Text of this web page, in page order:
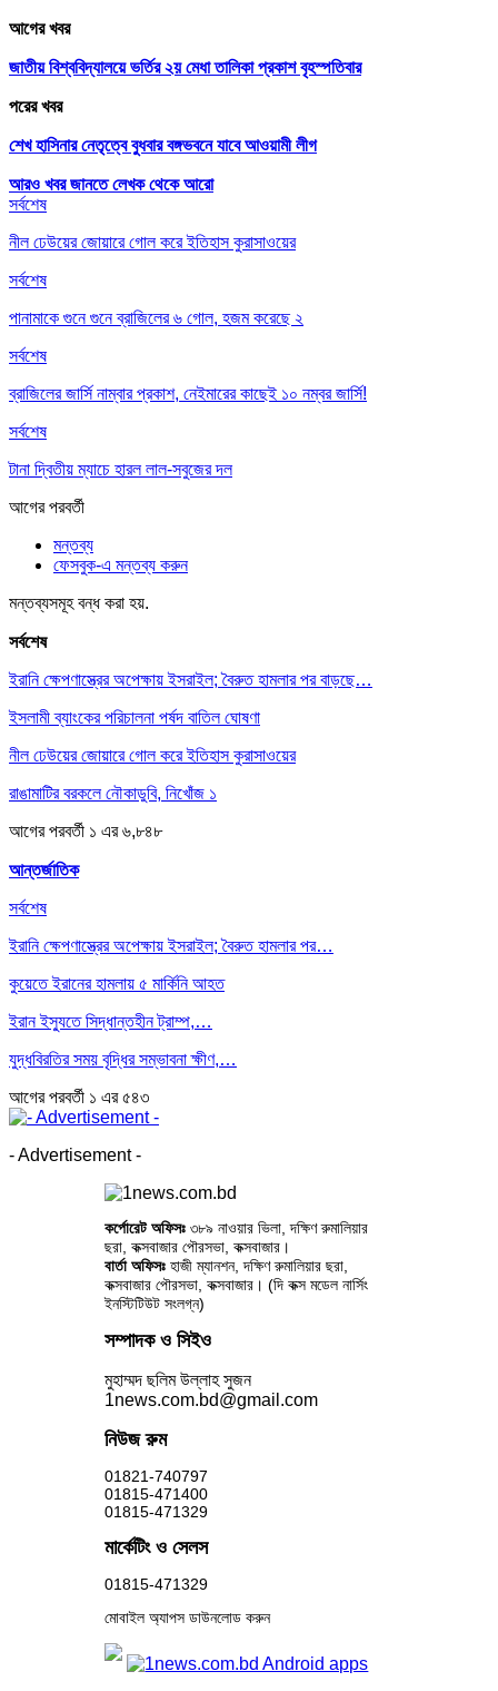
আগের খবর
জাতীয় বিশ্ববিদ্যালয়ে ভর্তির ২য় মেধা তালিকা প্রকাশ বৃহস্পতিবার
পরের খবর
শেখ হাসিনার নেতৃত্বে বুধবার বঙ্গভবনে যাবে আওয়ামী লীগ
আরও খবর জানতে লেখক থেকে আরো
সর্বশেষ
নীল ঢেউয়ের জোয়ারে গোল করে ইতিহাস কুরাসাওয়ের
সর্বশেষ
পানামাকে গুনে গুনে ব্রাজিলের ৬ গোল, হজম করেছে ২
সর্বশেষ
ব্রাজিলের জার্সি নাম্বার প্রকাশ, নেইমারের কাছেই ১০ নম্বর জার্সি!
সর্বশেষ
টানা দ্বিতীয় ম্যাচে হারল লাল-সবুজের দল
আগেরপরবর্তী
মন্তব্য
ফেসবুক-এ মন্তব্য করুন
মন্তব্যসমূহ বন্ধ করা হয়.
সর্বশেষ
ইরানি ক্ষেপণাস্ত্রের অপেক্ষায় ইসরাইল; বৈরুত হামলার পর বাড়ছে…
ইসলামী ব্যাংকের পরিচালনা পর্ষদ বাতিল ঘোষণা
নীল ঢেউয়ের জোয়ারে গোল করে ইতিহাস কুরাসাওয়ের
রাঙামাটির বরকলে নৌকাডুবি, নিখোঁজ ১
আগেরপরবর্তী ১ এর ৬,৮৪৮
আন্তর্জাতিক
সর্বশেষ
ইরানি ক্ষেপণাস্ত্রের অপেক্ষায় ইসরাইল; বৈরুত হামলার পর…
কুয়েতে ইরানের হামলায় ৫ মার্কিনি আহত
ইরান ইস্যুতে সিদ্ধান্তহীন ট্রাম্প,…
যুদ্ধবিরতির সময় বৃদ্ধির সম্ভাবনা ক্ষীণ,…
আগেরপরবর্তী ১ এর ৫৪৩
- Advertisement -
কর্পোরেট অফিসঃ ৩৮৯ নাওয়ার ভিলা, দক্ষিণ রুমালিয়ার
ছরা, কক্সবাজার পৌরসভা, কক্সবাজার।
বার্তা অফিসঃহাজী ম্যানশন, দক্ষিণ রুমালিয়ার ছরা,
কক্সবাজার পৌরসভা, কক্সবাজার। (দি কক্স মডেল নার্সিং
ইনস্টিটিউট সংলগ্ন)
সম্পাদক ও সিইও
মুহাম্মদ ছলিম উল্লাহ সুজন
1news.com.bd@gmail.com
নিউজ রুম
01821-740797
01815-471400
01815-471329
মার্কেটিং ও সেলস
01815-471329
মোবাইল অ্যাপস ডাউনলোড করুন